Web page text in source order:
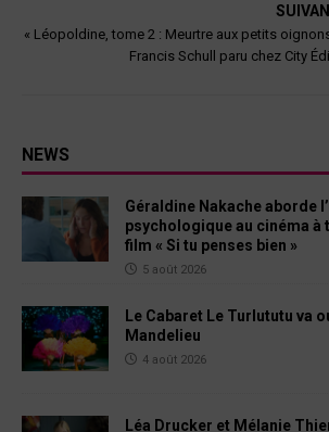
« Léopoldine, tome 2 : Meurtre aux petits
Francis Schull paru chez City
NEWS
Géraldine Nakache aborde
psychologique au cinéma à
film « Si tu penses bien »
5 août 2026
Le Cabaret Le Turlututu va
Mandelieu
4 août 2026
Léa Drucker et Mélanie